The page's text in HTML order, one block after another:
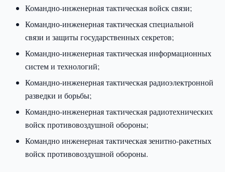
Командно-инженерная тактическая войск связи;
Командно-инженерная тактическая специальной
связи и защиты государственных секретов;
Командно-инженерная тактическая информационных
систем и технологий;
Командно-инженерная тактическая радиоэлектронной
разведки и борьбы;
Командно-инженерная тактическая радиотехнических
войск противовоздушной обороны;
Командно инженерная тактическая зенитно-ракетных
войск противовоздушной обороны.